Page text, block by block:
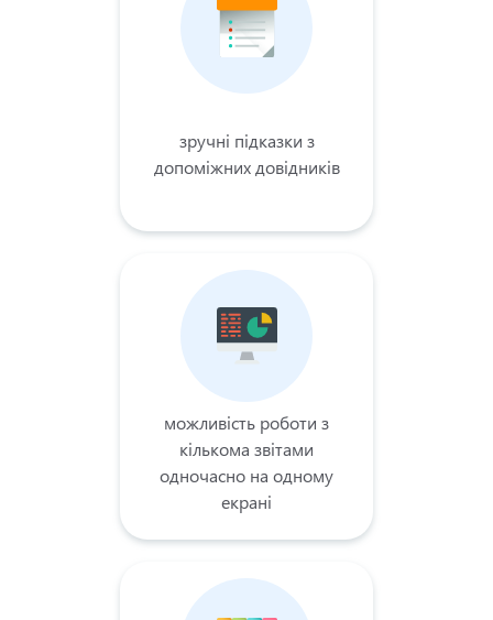
зручні підказки з
допоміжних довідників
можливість роботи з
кількома звітами
одночасно на одному
екрані